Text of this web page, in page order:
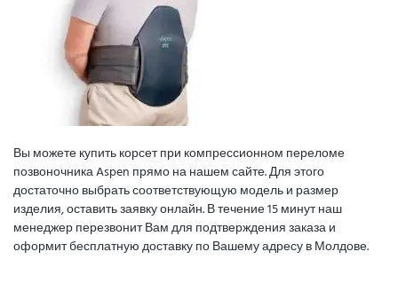
Вы можете купить корсет при компрессионном переломе
позвоночника Aspen прямо на нашем сайте. Для этого
достаточно выбрать соответствующую модель и размер
изделия, оставить заявку онлайн. В течение 15 минут наш
менеджер перезвонит Вам для подтверждения заказа и
оформит бесплатную доставку по Вашему адресу в Молдове.